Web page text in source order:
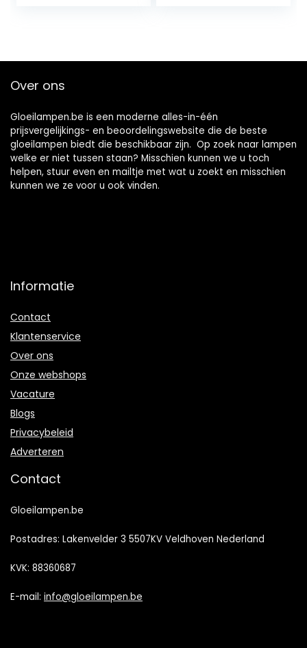
Over ons
Gloeilampen.be is een moderne alles-in-één
prijsvergelijkings- en beoordelingswebsite die de beste
gloeilampen biedt die beschikbaar zijn. Op zoek naar lampen
welke er niet tussen staan? Misschien kunnen we u toch
helpen, stuur even en mailtje met wat u zoekt en misschien
kunnen we ze voor u ook vinden.
Informatie
Contact
Klantenservice
Over ons
Onze webshops
Vacature
Blogs
Privacybeleid
Adverteren
Contact
Gloeilampen.be
Postadres: Lakenvelder 3 5507KV Veldhoven Nederland
KVK: 88360687
E-mail: info@gloeilampen.be